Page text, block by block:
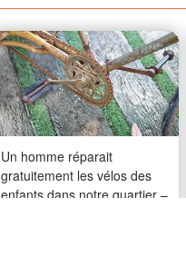
Un homme réparait
gratuitement les vélos des
enfants dans notre quartier –